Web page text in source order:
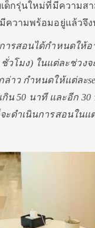
ด็กรุ่นใหม่ที่มีความสา
ความพร้อมอยู่แล้วจึง
ารสอนได้กำหนดให้อ
วโมง) ในแต่ละช่วงจ
ล่าว กำหนดให้แต่ละ
กิน50 นาที และอีก 30
ะดำเนินการสอนในแ